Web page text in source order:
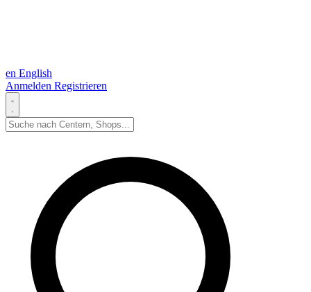
en English
Anmelden Registrieren